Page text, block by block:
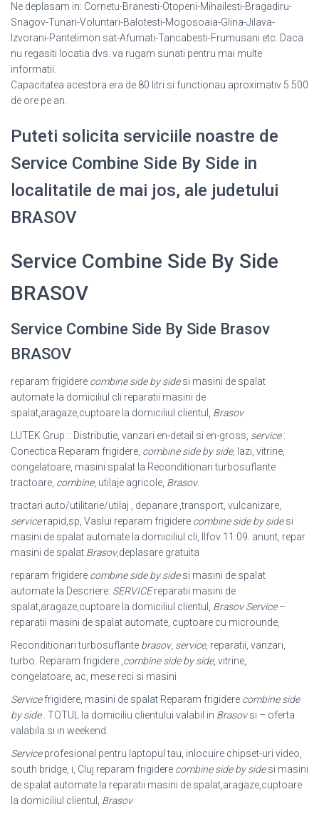
Ne deplasam in: Cornetu-Branesti-Otopeni-Mihailesti-Bragadiru-
Snagov-Tunari-Voluntari-Balotesti-Mogosoaia-Glina-Jilava-
Izvorani-Pantelimon sat-Afumati-Tancabesti-Frumusani etc. Daca
nu regasiti locatia dvs. va rugam sunati pentru mai multe
informatii.
Capacitatea acestora era de 80 litri si functionau aproximativ 5.500
de ore pe an.
Puteti solicita serviciile noastre de
Service Combine Side By Side in
localitatile de mai jos, ale judetului
BRASOV
Service Combine Side By Side
BRASOV
Service Combine Side By Side Brasov
BRASOV
reparam frigidere combine side by sidesi masini de spalat
automate la domiciliul cli reparatii masini de
spalat,aragaze,cuptoare la domiciliul clientul, Brasov
LUTEK Grup :: Distributie, vanzari en-detail si en-gross, service:
Conectica Reparam frigidere, combine side by side, lazi, vitrine,
congelatoare, masini spalat la Reconditionari turbosuflante
tractoare, combine, utilaje agricole, Brasov.
tractari auto/utilitarie/utilaj , depanare ,transport, vulcanizare,
servicerapid,sp, Vaslui reparam frigidere combine side by sidesi
masini de spalat automate la domiciliul cli, Ilfov 11:09. anunt, repar
masini de spalat Brasov,deplasare gratuita
reparam frigidere combine side by sidesi masini de spalat
automate la Descriere: SERVICEreparatii masini de
spalat,aragaze,cuptoare la domiciliul clientul, Brasov Service–
reparatii masini de spalat automate, cuptoare cu microunde,
Reconditionari turbosuflante brasov, service, reparatii, vanzari,
turbo. Reparam frigidere , combine side by side, vitrine,
congelatoare, ac, mese reci si masini
Servicefrigidere, masini de spalat Reparam frigidere combine side
by side. TOTUL la domiciliu clientului valabil in Brasovsi – oferta
valabila si in weekend.
Serviceprofesional pentru laptopul tau, inlocuire chipset-uri video,
south bridge, i , Cluj reparam frigidere combine side by sidesi masini
de spalat automate la reparatii masini de spalat,aragaze,cuptoare
la domiciliul clientul, Brasov